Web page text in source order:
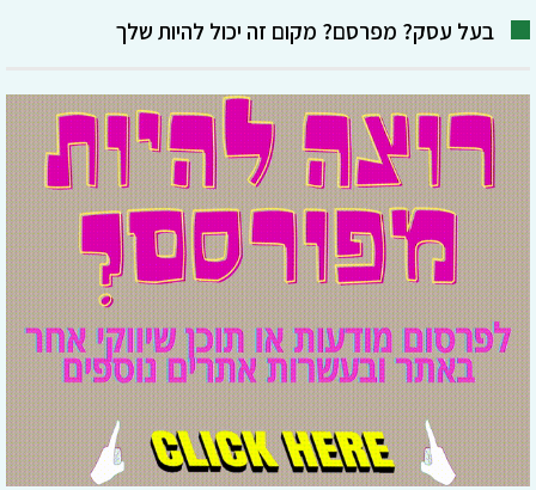
בעל עסק? מפרסם? מקום זה יכול להיות שלך